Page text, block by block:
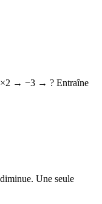
×2 → −3 → ? Entraîne
Une seule